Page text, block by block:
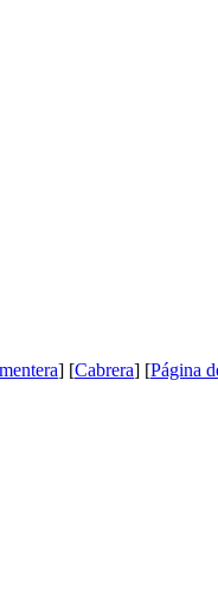
] [Cabrera] [Página